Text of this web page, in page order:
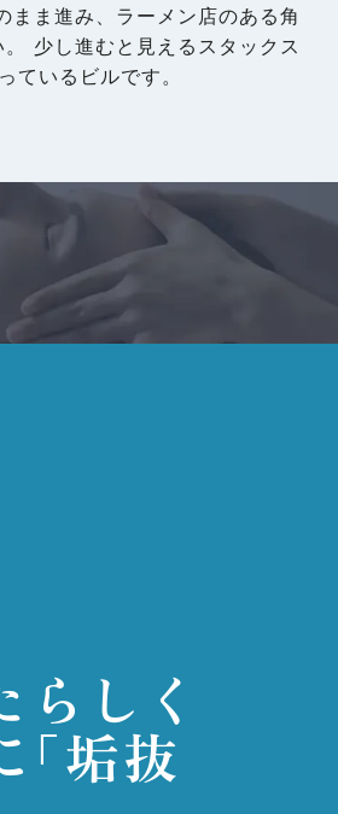
まま進み、ラーメン店のある角
少し進むと見えるスタックス
ているビルです。
らしく
「垢抜